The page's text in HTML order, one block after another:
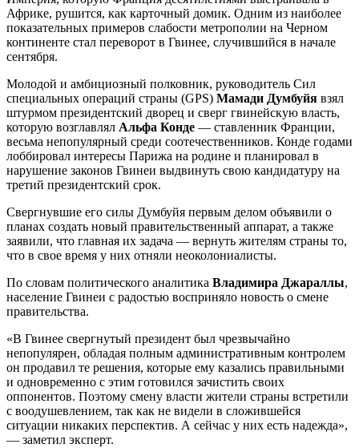
Африке, рушится, как карточный домик. Одним из наиболее
показательных примеров слабости метрополии на Черном
континенте стал переворот в Гвинее, случившийся в начале
сентября.
Молодой и амбициозный полковник, руководитель Сил
специальных операций страны (GPS) Мамади Думбуйя взял
штурмом президентский дворец и сверг гвинейскую власть,
которую возглавлял Альфа Конде — ставленник Франции,
весьма непопулярный среди соотечественников. Конде годами
лоббировал интересы Парижа на родине и планировал в
нарушение законов Гвинеи выдвинуть свою кандидатуру на
третий президентский срок.
Свергнувшие его силы Думбуйя первым делом объявили о
планах создать новый правительственный аппарат, а также
заявили, что главная их задача — вернуть жителям страны то,
что в свое время у них отняли неоколониалисты.
По словам политического аналитика Владимира Джараллы,
население Гвинеи с радостью восприняло новость о смене
правительства.
«В Гвинее свергнутый президент был чрезвычайно
непопулярен, обладая полным административным контролем
он продавил те решения, которые ему казались правильными
и одновременно с этим готовился зачистить своих
оппонентов. Поэтому смену власти жители страны встретили
с воодушевлением, так как не видели в сложившейся
ситуации никаких перспектив. А сейчас у них есть надежда»,
— заметил эксперт.